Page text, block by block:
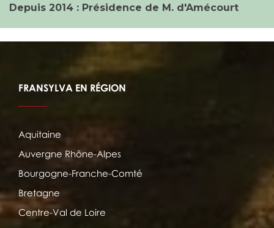
Depuis 2014 : Présidence de M. d'Amécourt
FRANSYLVA EN RÉGION
Aquitaine
Auvergne Rhône-Alpes
Bourgogne-Franche-Comté
Bretagne
Centre-Val de Loire